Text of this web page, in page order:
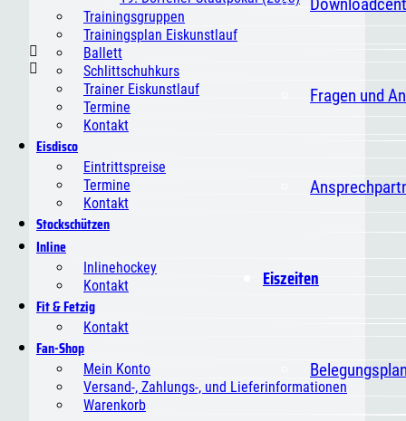
Fragen und
Eiszeiten
Belegungsplan
Trainingsgruppen
Trainingsplan Eiskunstlauf
Ballett
Schlittschuhkurs
Trainer Eiskunstlauf
Termine
Kontakt
Eisdisco
Eintrittspreise
Termine
Kontakt
Stockschützen
Inline
Inlinehockey
Kontakt
Fit & Fetzig
Kontakt
Fan-Shop
Mein Konto
Versand-, Zahlungs-, und Lieferinformationen
Warenkorb